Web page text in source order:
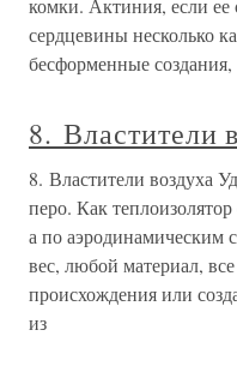
комки. Актиния, если ее
сердцевины несколько
бесформенные создания,
8. Властители
8. Властители воздуха
перо. Как
а по аэродинамическим
вес, любой материал,
происхождения или
из